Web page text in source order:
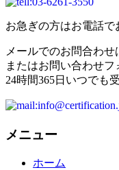
お急ぎの方はお電話で
メールでのお問合わ
またはお問い合わせフ
24時間365日いつでも
メニュー
ホーム